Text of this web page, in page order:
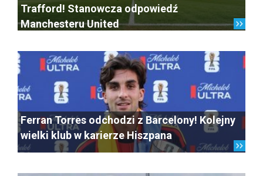
Trafford! Stanowcza odpowiedź
Manchesteru United
Ferran Torres odchodzi z Barcelony! Kolejny
wielki klub w karierze Hiszpana